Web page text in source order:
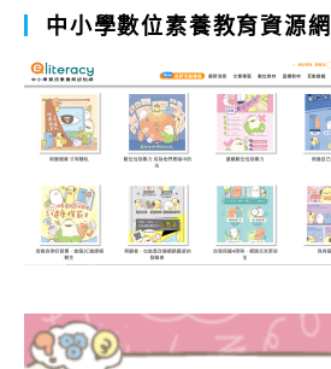
中小學數位素養教育資源網